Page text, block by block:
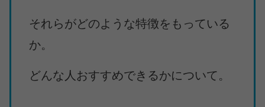
それらがどのような特徴をもっている
か。
どんな人おすすめできるかについて。